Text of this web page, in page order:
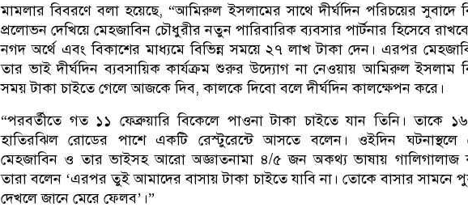
মামলার বিবরণে বলা হয়েছে, “আমিরুল ইসলামের সাথে দীর্ঘদিন পরিচয়ের সুবাদে
প্রলোভন দেখিয়ে মেহজাবিন চৌধুরীর নতুন পারিবারিক ব্যবসার পার্টনার হিসেবে
নগদ অর্থে এবং বিকাশের মাধ্যমে বিভিন্ন সময়ে ২৭ লাখ টাকা দেন। এরপর
তার ভাই দীর্ঘদিন ব্যবসায়িক কার্যক্রম শুরুর উদ্যোগ না নেওয়ায় আমিরুল ইসলাম
সময় টাকা চাইতে গেলে আজকে দিব, কালকে দিবো বলে দীর্ঘদিন কালক্ষেপন করে।
“পরবর্তীতে গত ১১ ফেব্রুয়ারি বিকেলে পাওনা টাকা চাইতে যান তিনি। তাকে ১৬
হাতিরঝিল রোডের পাশে একটি রেস্টুরেন্টে আসতে বলেন। ওইদিন ঘটনাস্থলে
মেহজাবিন ও তার ভাইসহ আরো অজ্ঞাতনামা ৪/৫ জন অকথ্য ভাষায় গালিগালাজ
তারা বলেন ‘এরপর তুই আমাদের বাসায় টাকা চাইতে যাবি না। তোকে বাসার সামনে
দেখলে জানে মেরে ফেলব’।”